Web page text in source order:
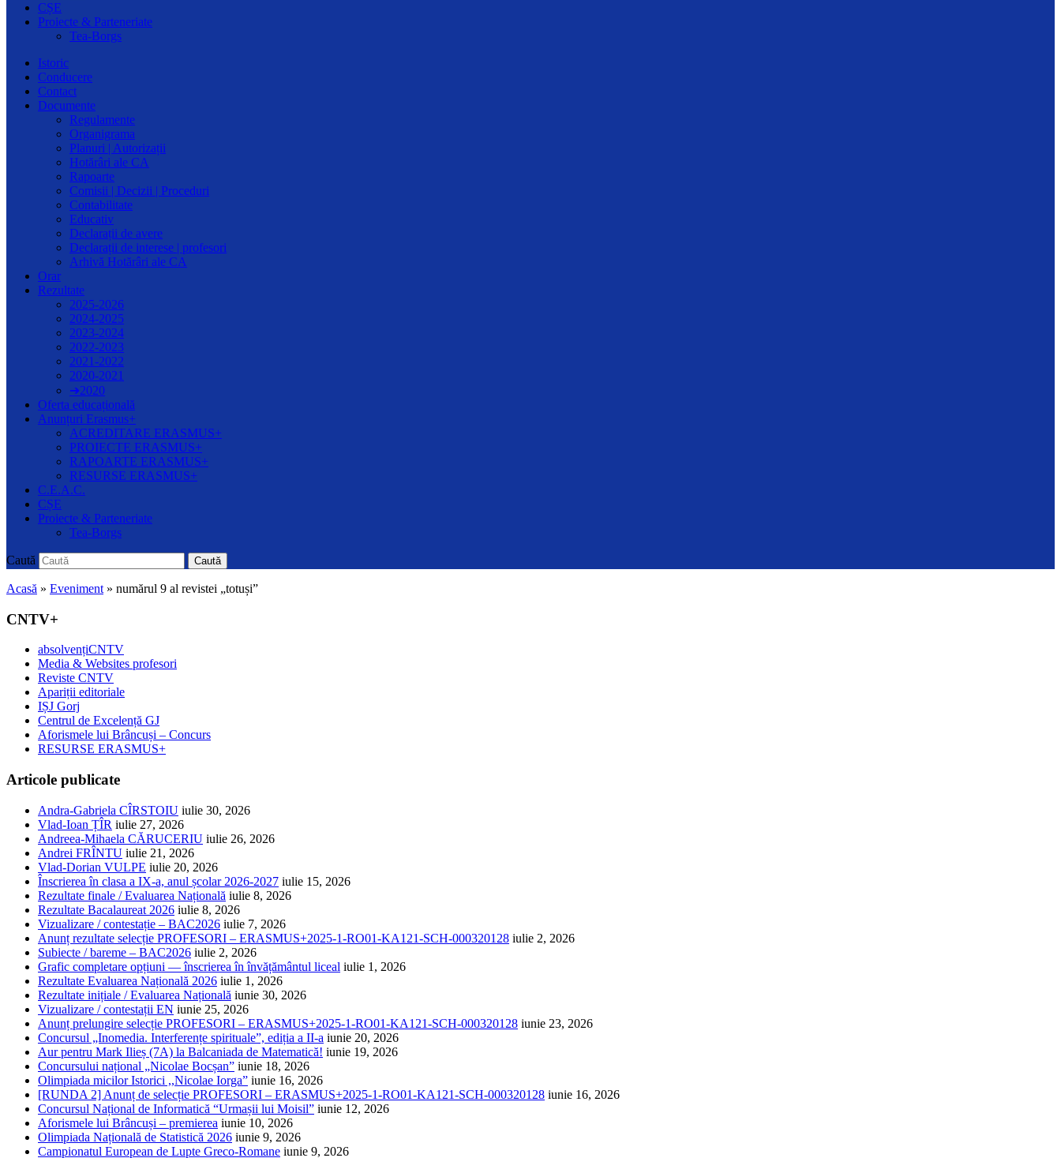
CȘE
Proiecte & Parteneriate
Tea-Borgs
Istoric
Conducere
Contact
Documente
Regulamente
Organigrama
Planuri | Autorizații
Hotărâri ale CA
Rapoarte
Comisii | Decizii | Proceduri
Contabilitate
Educativ
Declarații de avere
Declarații de interese | profesori
Arhivă Hotărâri ale CA
Orar
Rezultate
2025-2026
2024-2025
2023-2024
2022-2023
2021-2022
2020-2021
➔2020
Oferta educațională
Anunțuri Erasmus+
ACREDITARE ERASMUS+
PROIECTE ERASMUS+
RAPOARTE ERASMUS+
RESURSE ERASMUS+
C.E.A.C.
CȘE
Proiecte & Parteneriate
Tea-Borgs
Caută Caută
Acasă » Eveniment » numărul 9 al revistei „totuși”
CNTV+
absolvențiCNTV
Media & Websites profesori
Reviste CNTV
Apariții editoriale
IȘJ Gorj
Centrul de Excelență GJ
Aforismele lui Brâncuși – Concurs
RESURSE ERASMUS+
Articole publicate
Andra-Gabriela CÎRSTOIU iulie 30, 2026
Vlad-Ioan ȚÎR iulie 27, 2026
Andreea-Mihaela CĂRUCERIU iulie 26, 2026
Andrei FRÎNTU iulie 21, 2026
Vlad-Dorian VULPE iulie 20, 2026
Înscrierea în clasa a IX-a, anul școlar 2026-2027 iulie 15, 2026
Rezultate finale / Evaluarea Națională iulie 8, 2026
Rezultate Bacalaureat 2026 iulie 8, 2026
Vizualizare / contestație – BAC2026 iulie 7, 2026
Anunț rezultate selecție PROFESORI – ERASMUS+2025-1-RO01-KA121-SCH-000320128 iulie 2, 2026
Subiecte / bareme – BAC2026 iulie 2, 2026
Grafic completare opțiuni — înscrierea în învățământul liceal iulie 1, 2026
Rezultate Evaluarea Națională 2026 iulie 1, 2026
Rezultate inițiale / Evaluarea Națională iunie 30, 2026
Vizualizare / contestații EN iunie 25, 2026
Anunț prelungire selecție PROFESORI – ERASMUS+2025-1-RO01-KA121-SCH-000320128 iunie 23, 2026
Concursul „Inomedia. Interferențe spirituale”, ediția a II-a iunie 20, 2026
Aur pentru Mark Ilieș (7A) la Balcaniada de Matematică! iunie 19, 2026
Concursului național „Nicolae Bocșan” iunie 18, 2026
Olimpiada micilor Istorici ,,Nicolae Iorga” iunie 16, 2026
[RUNDA 2] Anunț de selecție PROFESORI – ERASMUS+2025-1-RO01-KA121-SCH-000320128 iunie 16, 2026
Concursul Național de Informatică “Urmașii lui Moisil” iunie 12, 2026
Aforismele lui Brâncuși – premierea iunie 10, 2026
Olimpiada Națională de Statistică 2026 iunie 9, 2026
Campionatul European de Lupte Greco-Romane iunie 9, 2026